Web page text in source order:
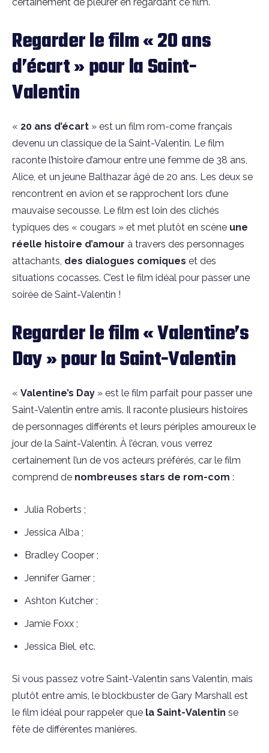
Regarder le film « 20 ans
d’écart » pour la Saint-
Valentin
« 20 ans d’écart » est un film rom-come français
devenu un classique de la Saint-Valentin. Le film
raconte l’histoire d’amour entre une femme de 38 ans,
Alice, et un jeune Balthazar âgé de 20 ans. Les deux se
rencontrent en avion et se rapprochent lors d’une
mauvaise secousse. Le film est loin des clichés
typiques des « cougars » et met plutôt en scène une
réelle histoire d’amour à travers des personnages
attachants, des dialogues comiques et des
situations cocasses. C’est le film idéal pour passer une
soirée de Saint-Valentin !
Regarder le film « Valentine’s
Day » pour la Saint-Valentin
« Valentine’s Day » est le film parfait pour passer une
Saint-Valentin entre amis. Il raconte plusieurs histoires
de personnages différents et leurs périples amoureux le
jour de la Saint-Valentin. À l’écran, vous verrez
certainement l’un de vos acteurs préférés, car le film
comprend de nombreuses stars de rom-com :
Julia Roberts ;
Jessica Alba ;
Bradley Cooper ;
Jennifer Garner ;
Ashton Kutcher ;
Jamie Foxx ;
Jessica Biel, etc.
Si vous passez votre Saint-Valentin sans Valentin, mais
plutôt entre amis, le blockbuster de Gary Marshall est
le film idéal pour rappeler que la Saint-Valentin se
fête de différentes manières.